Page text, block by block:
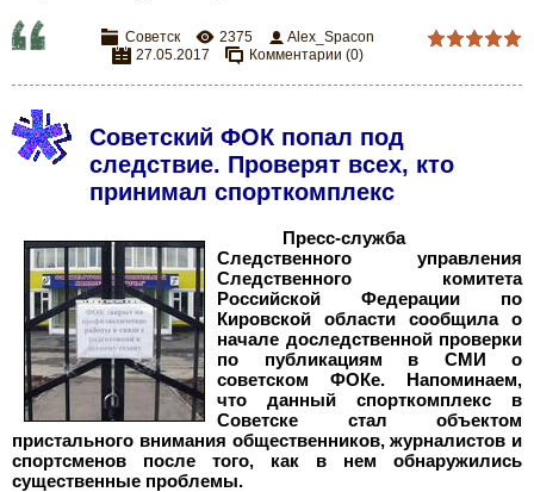
Советск 2375
Alex_Spacon
27.05.2017
Комментарии (0)
Советский ФОК попал под
следствие. Проверят всех, кто
принимал спорткомплекс
Пресс-служба
Следственного управления
Следственного комитета
Российской Федерации по
Кировской области сообщила о
начале доследственной проверки
по публикациям в СМИ о
советском ФОКе. Напоминаем,
что данный спорткомплекс в
Советске стал объектом
пристального внимания общественников, журналистов и
спортсменов после того, как в нем обнаружились
существенные проблемы.